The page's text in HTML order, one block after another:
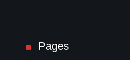
Pages